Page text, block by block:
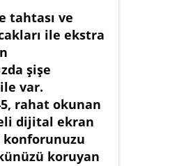
tahtası ve
ile ekstra
şişe
var.
rahat okunan
dijital ekran
koruyan